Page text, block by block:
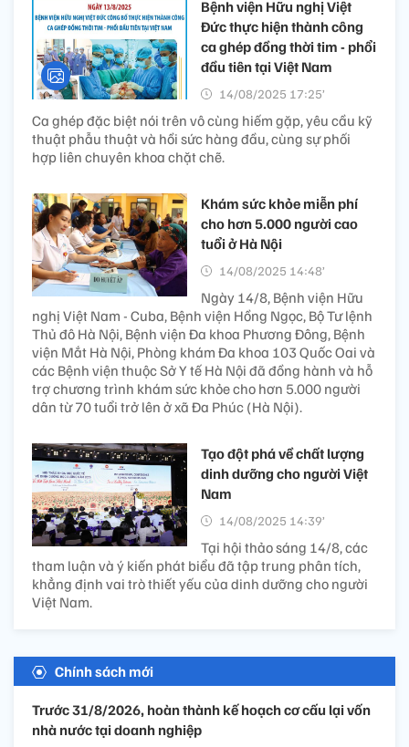
Bệnh viện Hữu nghị Việt
Đức thực hiện thành công
ca ghép đồng thời tim - phổi
đầu tiên tại Việt Nam
14/08/2025 17:25’
Ca ghép đặc biệt nói trên vô cùng hiếm gặp, yêu cầu kỹ
thuật phẫu thuật và hồi sức hàng đầu, cùng sự phối
hợp liên chuyên khoa chặt chẽ.
Khám sức khỏe miễn phí
cho hơn 5.000 người cao
tuổi ở Hà Nội
14/08/2025 14:48’
Ngày 14/8, Bệnh viện Hữu
nghị Việt Nam - Cuba, Bệnh viện Hồng Ngọc, Bộ Tư lệnh
Thủ đô Hà Nội, Bệnh viện Đa khoa Phương Đông, Bệnh
viện Mắt Hà Nội, Phòng khám Đa khoa 103 Quốc Oai và
các Bệnh viện thuộc Sở Y tế Hà Nội đã đồng hành và hỗ
trợ chương trình khám sức khỏe cho hơn 5.000 người
dân từ 70 tuổi trở lên ở xã Đa Phúc (Hà Nội).
Tạo đột phá về chất lượng
dinh dưỡng cho người Việt
Nam
14/08/2025 14:39’
Tại hội thảo sáng 14/8, các
tham luận và ý kiến phát biểu đã tập trung phân tích,
khẳng định vai trò thiết yếu của dinh dưỡng cho người
Việt Nam.
Chính sách mới
Trước 31/8/2026, hoàn thành kế hoạch cơ cấu lại vốn
nhà nước tại doanh nghiệp